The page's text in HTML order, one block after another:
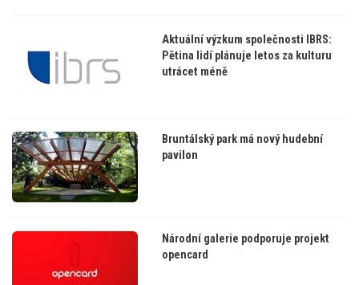
Aktuální výzkum společnosti IBRS:
Pětina lidí plánuje letos za kulturu
utrácet méně
Bruntálský park má nový hudební
pavilon
Národní galerie podporuje projekt
opencard